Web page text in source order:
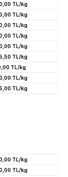
TL/kg
TL/kg
TL/kg
TL/kg
TL/kg
TL/kg
TL/kg
TL/kg
TL/kg
TL/kg
TL/kg